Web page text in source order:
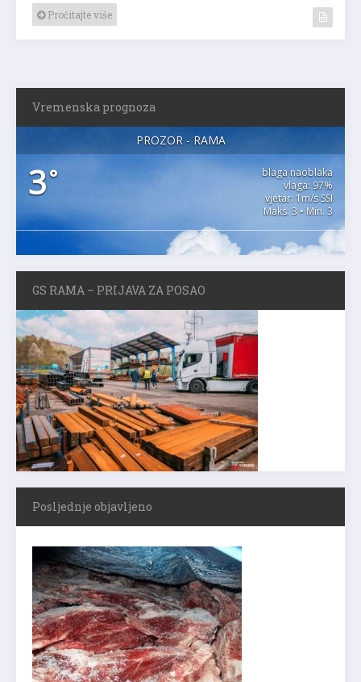
Pročitajte više
Vremenska prognoza
PROZOR - RAMA
3°
blaga naoblaka
vlaga: 97%
vjetar: 1m/s SSI
Maks. 3 • Min. 3
GS RAMA – PRIJAVA ZA POSAO
Posljednje objavljeno